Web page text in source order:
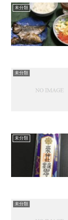
未分類
未分類
未分類
未分類